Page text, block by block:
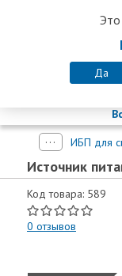
Да
8
Пн-
ИБП для
Источник
Код товара: 589
0 отзывов